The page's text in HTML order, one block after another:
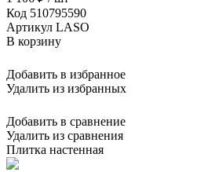
Код 510795590
Артикул LASO
В корзину
Добавить в избранное
Удалить из избранных
Добавить в сравнение
Удалить из сравнения
Плитка настенная